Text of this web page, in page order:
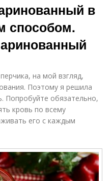
в
способом.
на мой взгляд,
Поэтому я решила
Попробуйте обязательно,
кровь по всему
его с каждым